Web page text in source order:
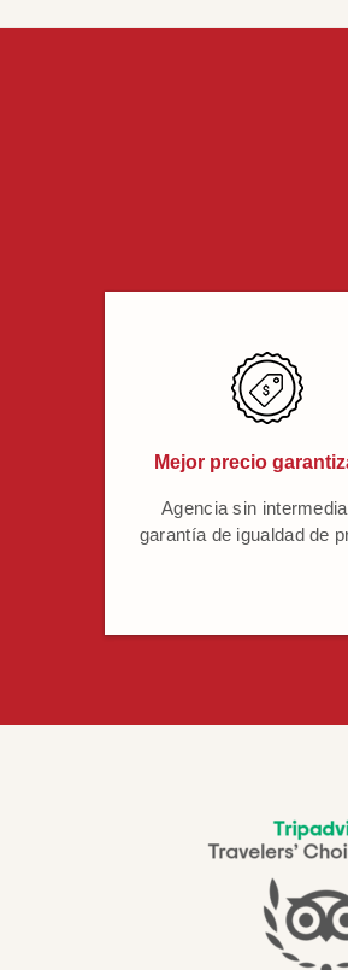
Mejor precio
Agencia sin
garantía de igualdad de